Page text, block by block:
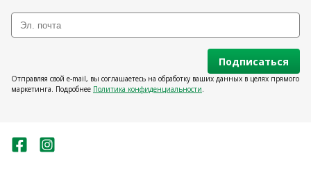
Подписаться
Отправляя свой e-mail, вы соглашаетесь на обработку ваших данных в целях прямого
маркетинга. Подробнее Политика конфиденциальности.